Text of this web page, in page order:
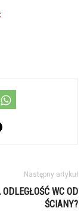
Następny artykuł
WC OD
ŚCIANY?